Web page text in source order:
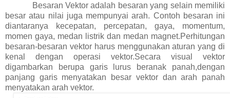
Besaran Vektor adalah besaran yang selain memiliki
besar atau nilai juga mempunyai arah. Contoh besaran ini
diantaranya kecepatan, percepatan, gaya, momentum,
momen gaya, medan listrik dan medan magnet.Perhitungan
besaran-besaran vektor harus menggunakan aturan yang di
kenal dengan operasi vektor.Secara visual vektor
digambarkan berupa garis lurus beranak panah,dengan
panjang garis menyatakan besar vektor dan arah panah
menyatakan arah vektor.